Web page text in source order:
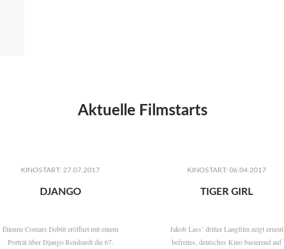
Aktuelle Filmstarts
KINOSTART: 27.07.2017
DJANGO
Étienne Comars Debüt eröffnet mit einem
Porträt über Django Reinhardt die 67.
KINOSTART: 06.04.2017
TIGER GIRL
Jakob Lass’ dritter Langfilm zeigt erneut
befreites, deutsches Kino basierend auf